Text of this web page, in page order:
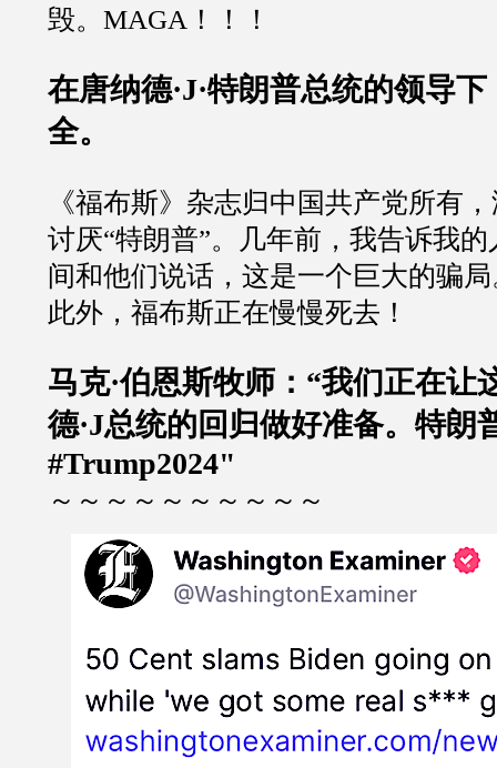
毁。 MAGA ！！！
在唐纳德·J·特朗普总统的领导下
全。
《福布斯》杂志归中国共产党所有
讨厌“特朗普”。几年前，我告诉我
间和他们说话，这是一个巨大的骗
此外，福布斯正在慢慢死去！
马克·伯恩斯牧师： “我们正在让
德·J总统的回归做好准备。特朗
#Trump2024"
～～～～～～～～～～